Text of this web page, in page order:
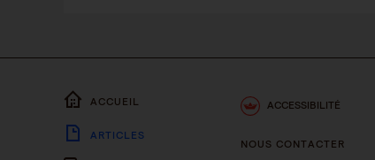
ACCUEIL
ARTICLES
ACCESSIBILITÉ
NOUS CONTACTER